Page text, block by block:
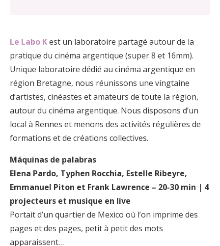
Le Labo Kest un laboratoire partagé autour de la
pratique du cinéma argentique (super 8 et 16mm).
Unique laboratoire dédié au cinéma argentique en
région Bretagne, nous réunissons une vingtaine
d’artistes, cinéastes et amateurs de toute la région,
autour du cinéma argentique. Nous disposons d’un
local à Rennes et menons des activités régulières de
formations et de créations collectives.
Máquinas de palabras
Elena Pardo, Typhen Rocchia, Estelle Ribeyre,
Emmanuel Piton et Frank Lawrence – 20-30 min | 4
projecteurs et musique en live
Portait d’un quartier de Mexico où l’on imprime des
pages et des pages, petit à petit des mots
apparaissent…